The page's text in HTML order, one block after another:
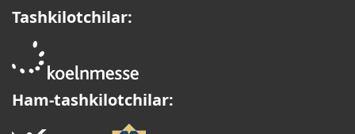
Tashkilotchilar:
Ham-tashkilotchilar: